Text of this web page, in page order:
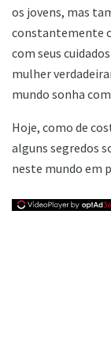
os jovens, mas
constantemente
com seus
mulher
mundo sonha
Hoje, como de
alguns segredos
neste mundo em